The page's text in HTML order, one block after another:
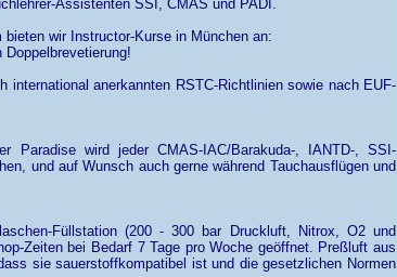
Assistenten SSI, CMAS und PADI.
wir Instructor-Kurse in München an:
international anerkannten RSTC-Richtlinien sowie nach EUF-
Paradise wird jeder CMAS-IAC/Barakuda-, IANTD-, SSI-
und auf Wunsch auch gerne während Tauchausflügen und
Füllstation (200 - 300 bar Druckluft, Nitrox, O2 und
Zeiten bei Bedarf 7 Tage pro Woche geöffnet. Preßluft aus
sie sauerstoffkompatibel ist und die gesetzlichen Normen